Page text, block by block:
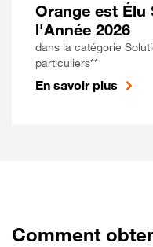
Orange est Élu
l'Année 2026
dans la catégorie
particuliers**
En savoir plus
Comment